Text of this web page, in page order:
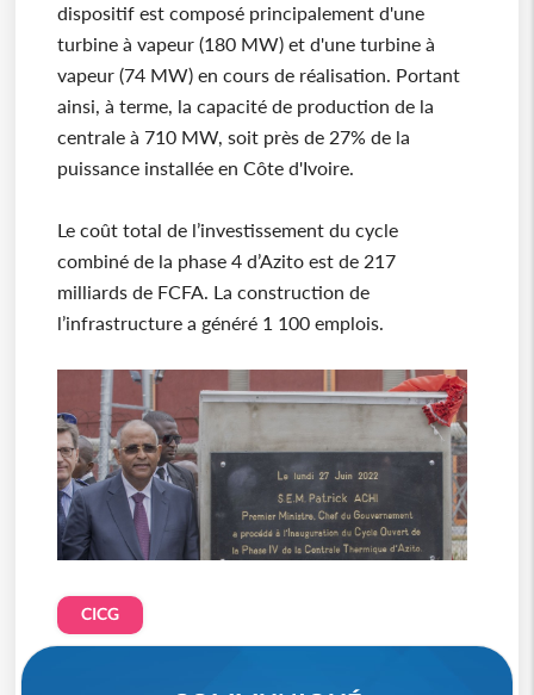
dispositif est composé principalement d'une
turbine à vapeur (180 MW) et d'une turbine à
vapeur (74 MW) en cours de réalisation. Portant
ainsi, à terme, la capacité de production de la
centrale à 710 MW, soit près de 27% de la
puissance installée en Côte d'Ivoire.
Le coût total de l’investissement du cycle
combiné de la phase 4 d’Azito est de 217
milliards de FCFA. La construction de
l’infrastructure a généré 1 100 emplois.
CICG